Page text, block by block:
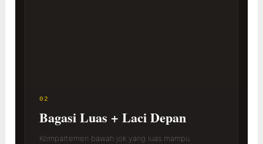
02
Bagasi Luas + Laci Depan
Kompartemen bawah jok yang luas mampu